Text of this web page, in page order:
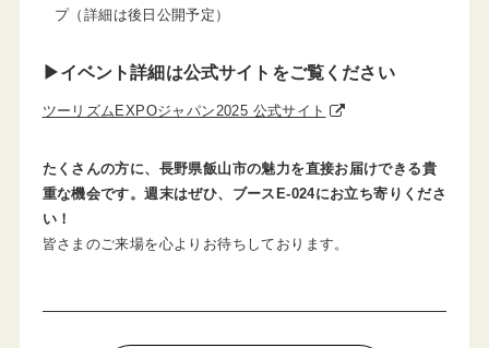
プ（詳細は後日公開予定）
▶イベント詳細は公式サイトをご覧ください
ツーリズムEXPOジャパン2025 公式サイト
たくさんの方に、長野県飯山市の魅力を直接お届けできる貴
重な機会です。週末はぜひ、ブースE-024にお立ち寄りくださ
い！
皆さまのご来場を心よりお待ちしております。